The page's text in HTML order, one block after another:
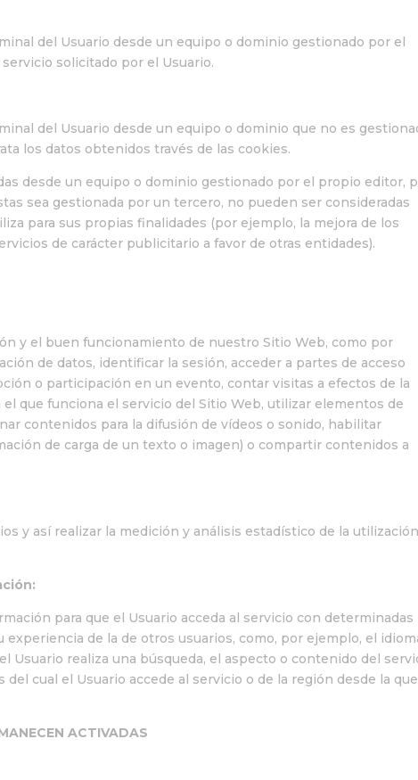
del Usuario desde un equipo o dominio gestionado por el
solicitado por el Usuario.
del Usuario desde un equipo o dominio que no es
los datos obtenidos través de las cookies.
desde un equipo o dominio gestionado por el propio editor,
sea gestionada por un tercero, no pueden ser consideradas
para sus propias finalidades (por ejemplo, la mejora de los
de carácter publicitario a favor de otras entidades).
y el buen funcionamiento de nuestro Sitio Web, como por
de datos, identificar la sesión, acceder a partes de acceso
o participación en un evento, contar visitas a efectos de la
que funciona el servicio del Sitio Web, utilizar elementos de
contenidos para la difusión de vídeos o sonido, habilitar
de carga de un texto o imagen) o compartir contenidos a
y así realizar la medición y análisis estadístico de la utilización
para que el Usuario acceda al servicio con determinadas
de la de otros usuarios, como, por ejemplo, el
Usuario realiza una búsqueda, el aspecto o contenido del
cual el Usuario accede al servicio o de la región desde la que
ACTIVADAS